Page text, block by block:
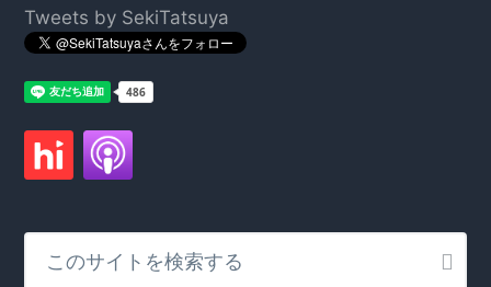
Footer
Tweets by SekiTatsuya